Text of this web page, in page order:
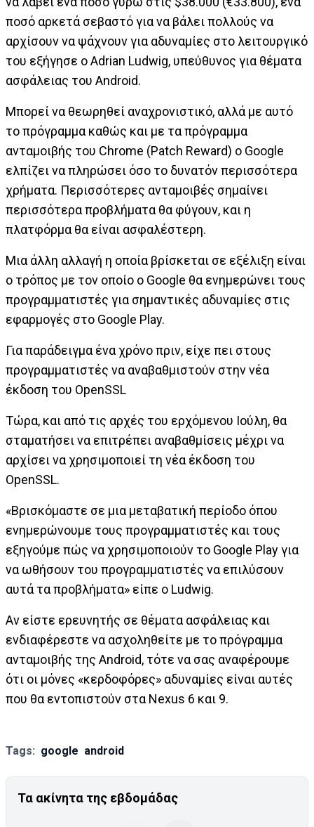
ποσό αρκετά σεβαστό για να βάλει πολλούς να
αρχίσουν να ψάχνουν για αδυναμίες στο λειτουργικό
του εξήγησε ο Adrian Ludwig, υπεύθυνος για θέματα
ασφάλειας του Android.
Μπορεί να θεωρηθεί αναχρονιστικό, αλλά με αυτό
το πρόγραμμα καθώς και με τα πρόγραμμα
ανταμοιβής του Chrome (Patch Reward) ο Google
ελπίζει να πληρώσει όσο το δυνατόν περισσότερα
χρήματα. Περισσότερες ανταμοιβές σημαίνει
περισσότερα προβλήματα θα φύγουν, και η
πλατφόρμα θα είναι ασφαλέστερη.
Μια άλλη αλλαγή η οποία βρίσκεται σε εξέλιξη είναι
ο τρόπος με τον οποίο ο Google θα ενημερώνει τους
προγραμματιστές για σημαντικές αδυναμίες στις
εφαρμογές στο Google Play.
Για παράδειγμα ένα χρόνο πριν, είχε πει στους
προγραμματιστές να αναβαθμιστούν στην νέα
έκδοση του OpenSSL
Τώρα, και από τις αρχές του ερχόμενου Ιούλη, θα
σταματήσει να επιτρέπει αναβαθμίσεις μέχρι να
αρχίσει να χρησιμοποιεί τη νέα έκδοση του
OpenSSL.
«Βρισκόμαστε σε μια μεταβατική περίοδο όπου
ενημερώνουμε τους προγραμματιστές και τους
εξηγούμε πώς να χρησιμοποιούν το Google Play για
να ωθήσουν του προγραμματιστές να επιλύσουν
αυτά τα προβλήματα» είπε ο Ludwig.
Αν είστε ερευνητής σε θέματα ασφάλειας και
ενδιαφέρεστε να ασχοληθείτε με το πρόγραμμα
ανταμοιβής της Android, τότε να σας αναφέρουμε
ότι οι μόνες «κερδοφόρες» αδυναμίες είναι αυτές
που θα εντοπιστούν στα Nexus 6 και 9.
Tags: google android
Τα ακίνητα της εβδομάδας